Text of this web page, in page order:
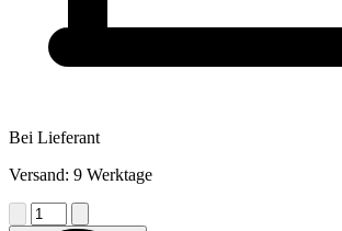
Bei Lieferant
Versand: 9 Werktage